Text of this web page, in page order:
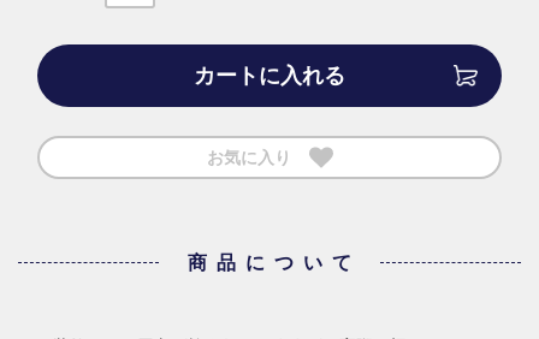
カートに入れる
お気に入り
商品について